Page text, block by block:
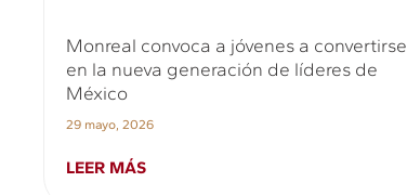
Monreal convoca a jóvenes a convertirse
en la nueva generación de líderes de
México
29 mayo, 2026
LEER MÁS